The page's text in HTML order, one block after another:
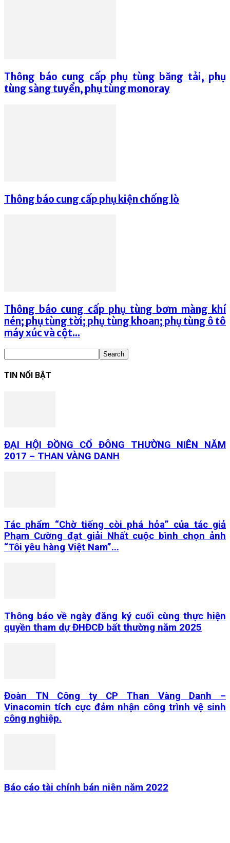
Thông báo cung cấp phụ tùng băng tải, phụ
tùng sàng tuyển, phụ tùng monoray
Thông báo cung cấp phụ kiện chống lò
Thông báo cung cấp phụ tùng bơm màng khí
nén; phụ tùng tời; phụ tùng khoan; phụ tùng ô tô
máy xúc và cột...
TIN NỔI BẬT
ĐẠI HỘI ĐỒNG CỔ ĐÔNG THƯỜNG NIÊN NĂM
2017 – THAN VÀNG DANH
Tác phẩm “Chờ tiếng còi phá hỏa” của tác giả
Phạm Cường đạt giải Nhất cuộc bình chọn ảnh
“Tôi yêu hàng Việt Nam”...
Thông báo về ngày đăng ký cuối cùng thực hiện
quyền tham dự ĐHĐCĐ bất thường năm 2025
Đoàn TN Công ty CP Than Vàng Danh –
Vinacomin tích cực đảm nhận công trình vệ sinh
công nghiệp.
Báo cáo tài chính bán niên năm 2022